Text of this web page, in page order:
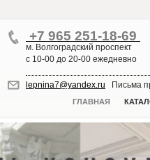
ГЛАВНАЯ
+7 965 251-18-69
м. Волгоградский проспект
с 10-00 до 20-00 ежедневно
lepnina7@yandex.ru Письма